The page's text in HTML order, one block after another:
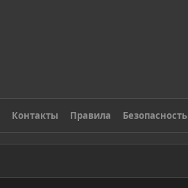
Контакты Правила Безопасность